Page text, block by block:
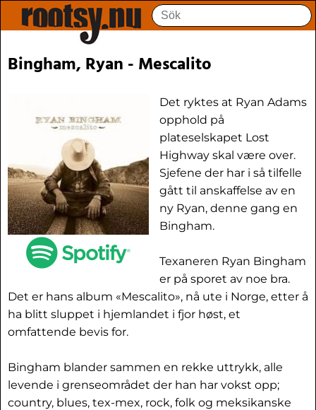
Bingham, Ryan - Mescalito
Det ryktes at Ryan Adams
opphold på
plateselskapet Lost
Highway skal være over.
Sjefene der har i så tilfelle
gått til anskaffelse av en
ny Ryan, denne gang en
Bingham.
Texaneren Ryan Bingham
er på sporet av noe bra.
Det er hans album «Mescalito», nå ute i Norge, etter å
ha blitt sluppet i hjemlandet i fjor høst, et
omfattende bevis for.
Bingham blander sammen en rekke uttrykk, alle
levende i grenseområdet der han har vokst opp;
country, blues, tex-mex, rock, folk og meksikanske